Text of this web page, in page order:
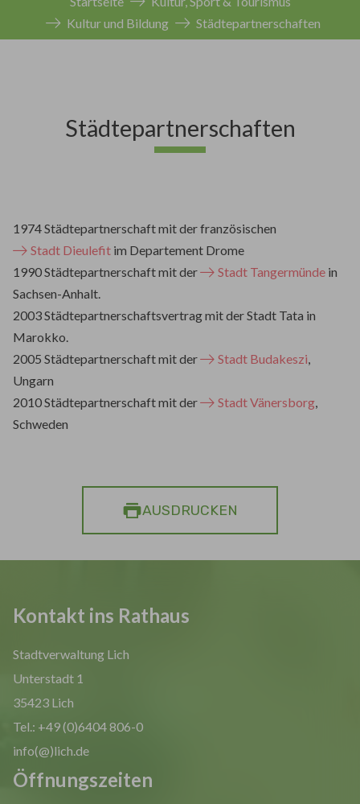
Kultur und Bildung
Städtepartnerschaften
Städtepartnerschaften
1974 Städtepartnerschaft mit der französischen
Stadt Dieulefit im Departement Drome
1990 Städtepartnerschaft mit der
Stadt Tangermünde in
Sachsen-Anhalt.
2003 Städtepartnerschaftsvertrag mit der Stadt Tata in
Marokko.
2005 Städtepartnerschaft mit der
Stadt Budakeszi,
Ungarn
2010 Städtepartnerschaft mit der
Stadt Vänersborg,
Schweden
AUSDRUCKEN
Kontakt ins Rathaus
Stadtverwaltung Lich
Unterstadt 1
35423 Lich
Tel.: +49 (0)6404 806-0
info(@)lich.de
Öffnungszeiten